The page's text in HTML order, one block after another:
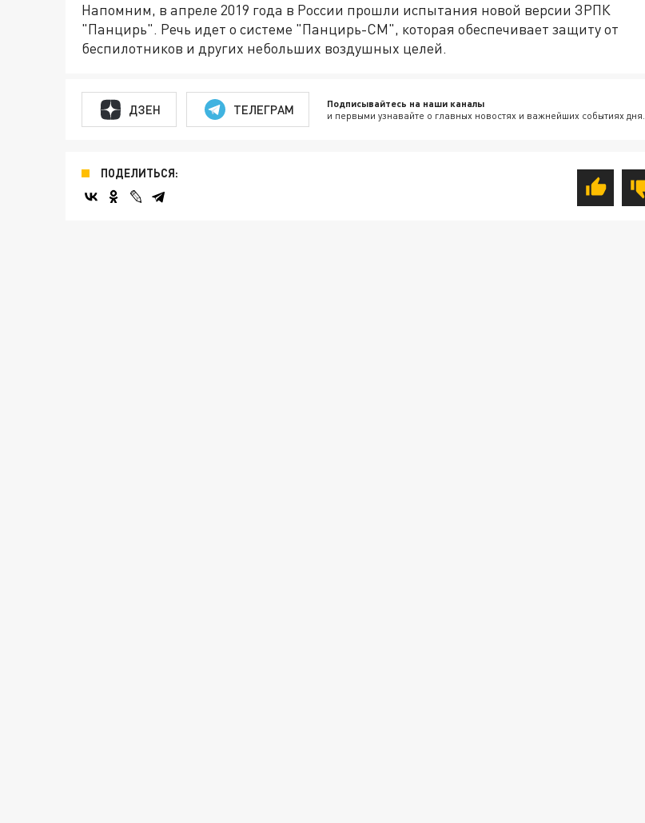
Напомним, в апреле 2019 года в России прошли испытания новой версии ЗРПК
"Панцирь". Речь идет о системе "Панцирь-СМ", которая обеспечивает защиту от
беспилотников и других небольших воздушных целей.
ДЗЕН ТЕЛЕГРАМ Подписывайтесь на наши каналы
и первыми узнавайте о главных новостях и важнейших событиях дня.
ПОДЕЛИТЬСЯ: